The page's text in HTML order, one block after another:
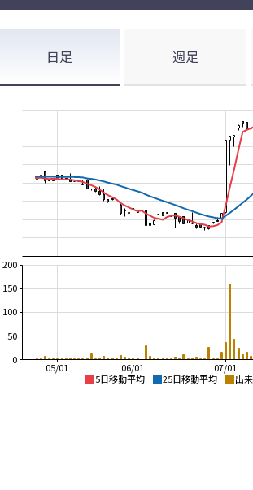
日足 週足
5日移動平均 25日移動平均 出
07/01
06/01
05/01
0
50
100
150
200